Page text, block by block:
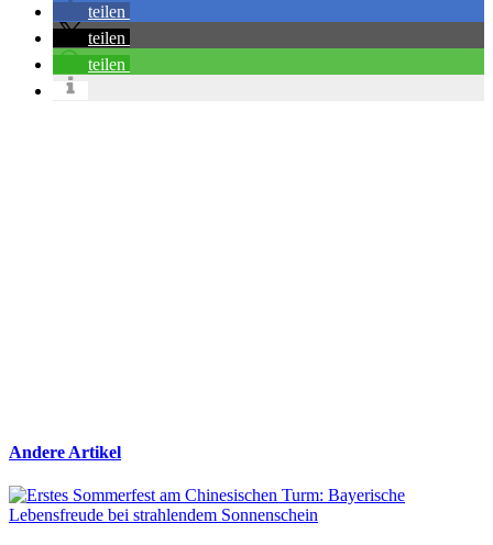
teilen
teilen
teilen
Andere Artikel